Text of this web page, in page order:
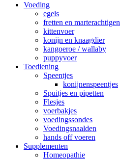
Voeding
egels
fretten en marterachtigen
kittenvoer
konijn en knaagdier
kangoeroe / wallaby
puppyvoer
Toediening
Speentjes
konijnenspeentjes
Spuitjes en pipetten
Flesjes
voerbakjes
voedingssondes
Voedingsnaalden
hands off voeren
Supplementen
Homeopathie